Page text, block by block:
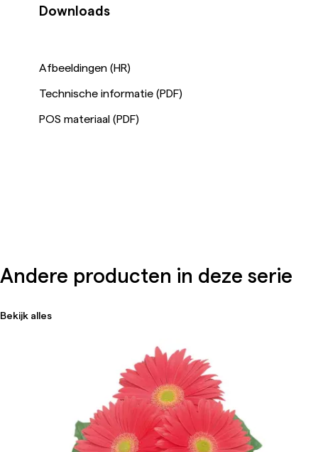
Downloads
Afbeeldingen (HR)
Technische informatie (PDF)
POS materiaal (PDF)
Andere producten in deze serie
Bekijk alles